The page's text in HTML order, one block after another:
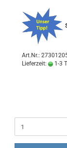
Art.Nr.:
Lieferzeit:
1-3